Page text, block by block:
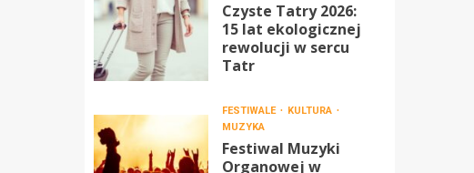
Czyste Tatry 2026:
15 lat ekologicznej
rewolucji w sercu
Tatr
FESTIWALE
KULTURA
MUZYKA
Festiwal Muzyki
Organowej w